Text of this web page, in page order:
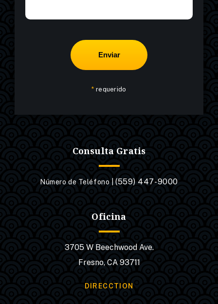
* requerido
Consulta Gratis
Número de Teléfono | (559) 447-9000
Oficina
3705 W Beechwood Ave.
Fresno, CA 93711
DIRECCTION